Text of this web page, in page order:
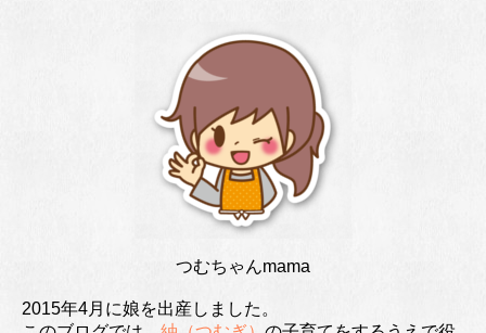
つむちゃんmama
2015年4月に娘を出産しました。